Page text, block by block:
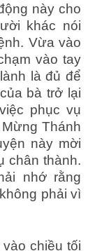
này cho
khác nói
Vừa vào
vào tay
là đủ để
bà trở lại
phục vụ
Thánh
này mời
chân thành.
nhớ rằng
phải vì
chiều tối